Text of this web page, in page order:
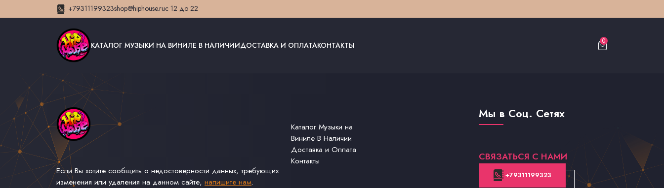
+79311199323shop@hiphouse.ruс 12 до 22
КАТАЛОГ МУЗЫКИ НА ВИНИЛЕ В НАЛИЧИИДОСТАВКА И ОПЛАТАКОНТАКТЫ 0
Если Вы хотите сообщить о недостоверности данных, требующих
изменения или удаления на данном сайте, напишите нам.
Каталог Музыки на
Виниле В Наличии
Доставка и Оплата
Контакты
Мы в Соц. Сетях
СВЯЗАТЬСЯ С НАМИ
+79311199323